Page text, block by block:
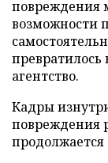
повреждения
возможности
превратилось
агентство.
Кадры
повреждения
продолжается